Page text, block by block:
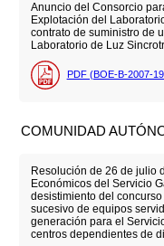
Anuncio del Consorcio
Explotación del
contrato de suministro de
Laboratorio de Luz
PDF (BOE-B-2007-
COMUNIDAD
Resolución de 26 de julio
Económicos del Servicio
desistimiento del
sucesivo de equipos
generación para el
centros dependientes de